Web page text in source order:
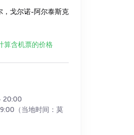
，戈尔诺-阿尔泰斯克
算含机票的价格
20:00
（当地时间：莫